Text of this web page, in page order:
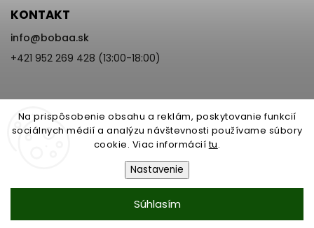
Na prispôsobenie obsahu a reklám, poskytovanie funkcií
sociálnych médií a analýzu návštevnosti používame súbory
cookie. Viac informáciítu.
Nastavenie
Súhlasím
KONTAKT
info@bobaa.sk
+421 952 269 428 (13:00-18:00)
Upraviť nastavenie cookies
VytvořilShoptet| DesignShoptak.cz
Nastavenie | Úprava | Custom =
Netmedia s.r.o.